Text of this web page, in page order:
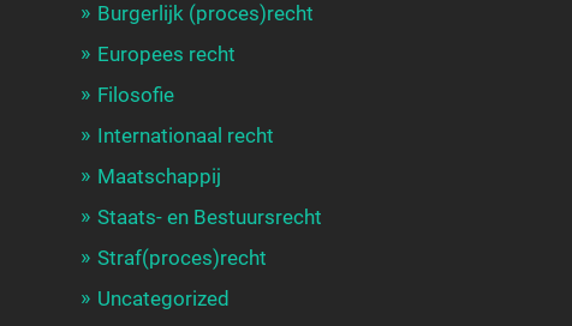
Burgerlijk (proces)recht
Europees recht
Filosofie
Internationaal recht
Maatschappij
Staats- en Bestuursrecht
Straf(proces)recht
Uncategorized